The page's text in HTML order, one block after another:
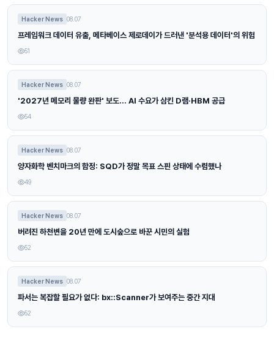
Hacker News 08.07
프레임워크 데이터 유출, 메타베이스 제로데이가 드러낸 '분석용 데이터'의 위험
51
Hacker News 08.07
'2027년 메모리 물량 완판' 보도… AI 수요가 삼킨 D램·HBM 공급
54
Hacker News 08.07
양자화학 벤치마크의 함정: SQD가 정말 목표 스핀 상태에 수렴했나
49
Hacker News 08.07
버려진 하천변을 20년 만에 도시숲으로 바꾼 시민의 실험
52
Hacker News 08.07
파서는 복잡할 필요가 없다: bx::Scanner가 보여주는 중간 지대
52